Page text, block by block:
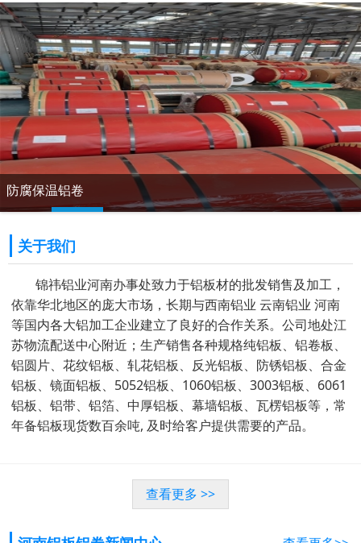
防腐保温铝卷
关于我们
锦祎铝业河南办事处致力于铝板材的批发销售及加工，
依靠华北地区的庞大市场，长期与西南铝业 云南铝业 河南
等国内各大铝加工企业建立了良好的合作关系。公司地处江
苏物流配送中心附近；生产销售各种规格纯铝板、铝卷板、
铝圆片、花纹铝板、轧花铝板、反光铝板、防锈铝板、合金
铝板、镜面铝板、5052铝板、1060铝板、3003铝板、6061
铝板、铝带、铝箔、中厚铝板、幕墙铝板、瓦楞铝板等，常
年备铝板现货数百余吨, 及时给客户提供需要的产品。
查看更多 >>